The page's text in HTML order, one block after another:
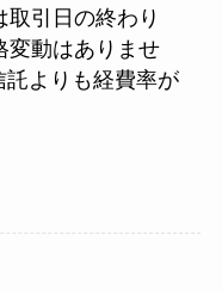
引日の終わり
変動はありませ
託よりも経費率が